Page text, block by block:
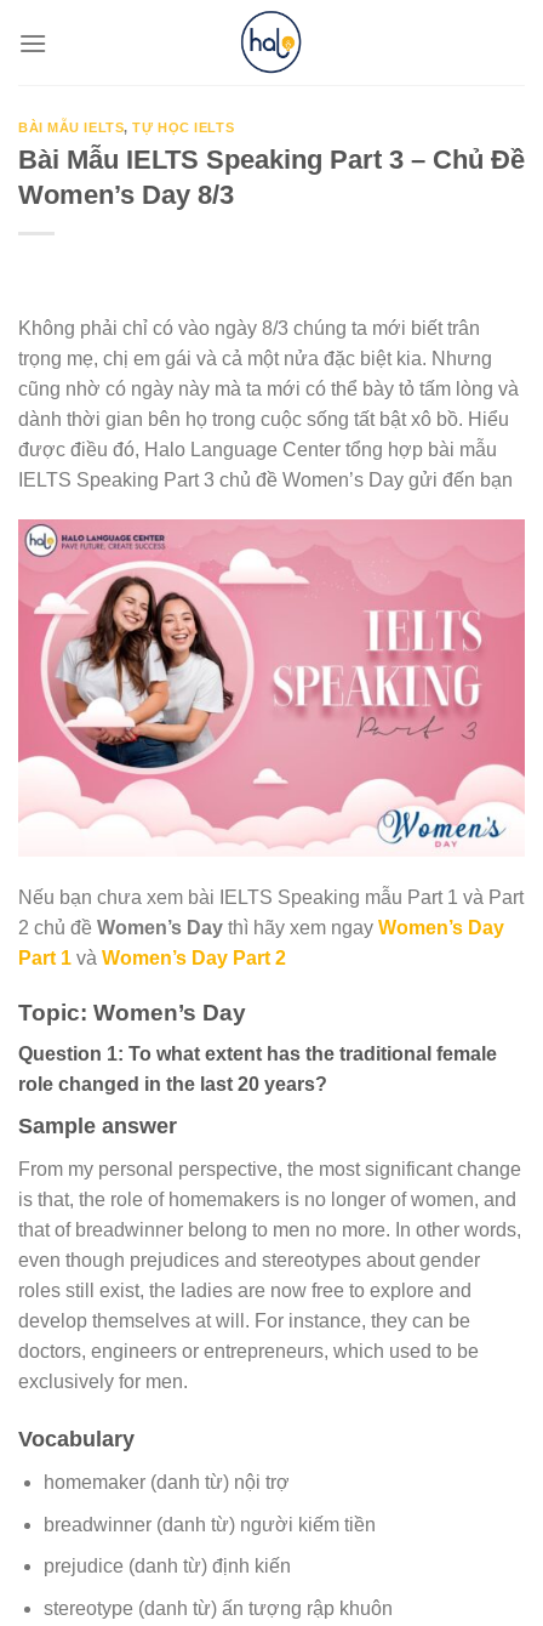
BÀI MẪU IELTS,TỰ HỌC IELTS
Bài Mẫu IELTS Speaking Part 3 – Chủ Đề
Women’s Day 8/3
Không phải chỉ có vào ngày 8/3 chúng ta mới biết trân
trọng mẹ, chị em gái và cả một nửa đặc biệt kia. Nhưng
cũng nhờ có ngày này mà ta mới có thể bày tỏ tấm lòng và
dành thời gian bên họ trong cuộc sống tất bật xô bồ. Hiểu
được điều đó, Halo Language Center tổng hợp bài mẫu
IELTS Speaking Part 3 chủ đề Women’s Day gửi đến bạn
Nếu bạn chưa xem bài IELTS Speaking mẫu Part 1 và Part
2 chủ đề Women’s Day thì hãy xem ngay Women’s Day
Part 1 và Women’s Day Part 2
Topic: Women’s Day
Question 1: To what extent has the traditional female
role changed in the last 20 years?
Sample answer
From my personal perspective, the most significant change
is that, the role of homemakers is no longer of women, and
that of breadwinner belong to men no more. In other words,
even though prejudices and stereotypes about gender
roles still exist, the ladies are now free to explore and
develop themselves at will. For instance, they can be
doctors, engineers or entrepreneurs, which used to be
exclusively for men.
Vocabulary
homemaker (danh từ) nội trợ
breadwinner (danh từ) người kiếm tiền
prejudice (danh từ) định kiến
stereotype (danh từ) ấn tượng rập khuôn